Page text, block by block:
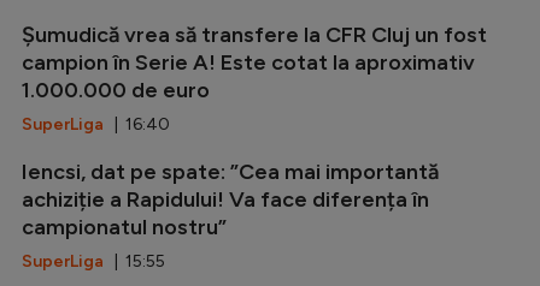
Șumudică vrea să transfere la CFR Cluj un fost
campion în Serie A! Este cotat la aproximativ
1.000.000 de euro
SuperLiga | 16:40
Iencsi, dat pe spate: ”Cea mai importantă
achiziție a Rapidului! Va face diferența în
campionatul nostru”
SuperLiga | 15:55